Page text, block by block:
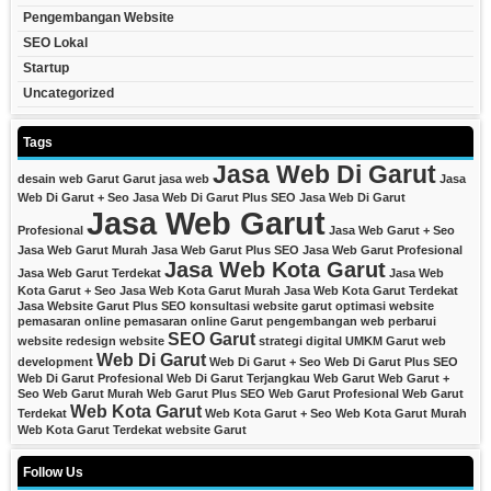
Pengembangan Website
SEO Lokal
Startup
Uncategorized
Tags
desain web Garut Garut jasa web Jasa Web Di Garut Jasa
Web Di Garut + Seo Jasa Web Di Garut Plus SEO Jasa Web Di Garut
Profesional Jasa Web Garut Jasa Web Garut + Seo
Jasa Web Garut Murah Jasa Web Garut Plus SEO Jasa Web Garut Profesional
Jasa Web Garut Terdekat Jasa Web Kota Garut Jasa Web
Kota Garut + Seo Jasa Web Kota Garut Murah Jasa Web Kota Garut Terdekat
Jasa Website Garut Plus SEO konsultasi website garut optimasi website
pemasaran online pemasaran online Garut pengembangan web perbarui
website redesign website SEO Garut strategi digital UMKM Garut web
development Web Di Garut Web Di Garut + Seo Web Di Garut Plus SEO
Web Di Garut Profesional Web Di Garut Terjangkau Web Garut Web Garut +
Seo Web Garut Murah Web Garut Plus SEO Web Garut Profesional Web Garut
Terdekat Web Kota Garut Web Kota Garut + Seo Web Kota Garut Murah
Web Kota Garut Terdekat website Garut
Follow Us